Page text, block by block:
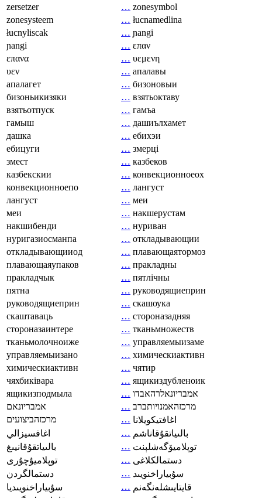
zersetzer
… zonesymbol
zonesysteem
… łucnamedlina
łucnyliscak
… ɲangi
ɲangi
… επαν
επανα
… υεμενη
υεν
… апалавы
апалагет
… бизоновыи
бизоньикизяки
… взятьоктаву
взятьотпуск
… гамъа
гамыш
… дашиълхамет
дашка
… ебихэи
ебицуги
… змерці
змест
… казбеков
казбекскии
… конвекционноеох
конвекционноепо
… лангуст
лангуст
… меи
меи
… накшерустам
накшибенди
… нуриван
нуригазиосманпа
… откладывающии
откладывающииод
… плавающаятормоз
плавающаяупаков
… пракладны
пракладчык
… пятлічны
пятна
… руководящиеприн
руководящиеприн
… скашоука
скаштаваць
… стороназадняя
стороназаинтере
… тканьмножеств
тканьмолочноиже
… управляемыизаме
управляемыизано
… химическиактивн
химическиактивн
… чятир
чяхбиківара
… ящикиздубленоик
ящикизподмыла
… אמבריונאלרהאבדו
אמבריונאם
… מרכזהאמנויותברב
מרכזהביצועים
… اغافتيكويلانا
اغافسيزالي
… بالىياتقۇقاناشم
بالىياتقۇقانيىغ
… توپلاميۆگەشلېنت
توپلاميۇچۇرى
… دستمالکلاغی
دستمالگردن
… سۇبياراخنويىد
سۇبياراخنويىديا
… قايتايىشلەنگەنم